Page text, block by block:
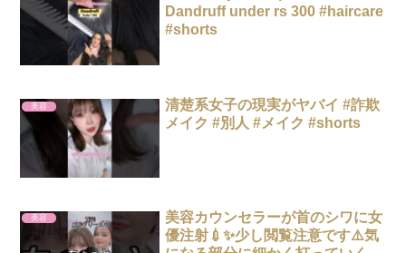
Dandruff under rs 300 #haircare
#shorts
美容
清楚系女子の現実がヤバイ #詐欺
メイク #別人 #メイク #shorts
美容
美容カウンセラーが首のシワに女
優注射💉✨少し閲覧注意です⚠️気